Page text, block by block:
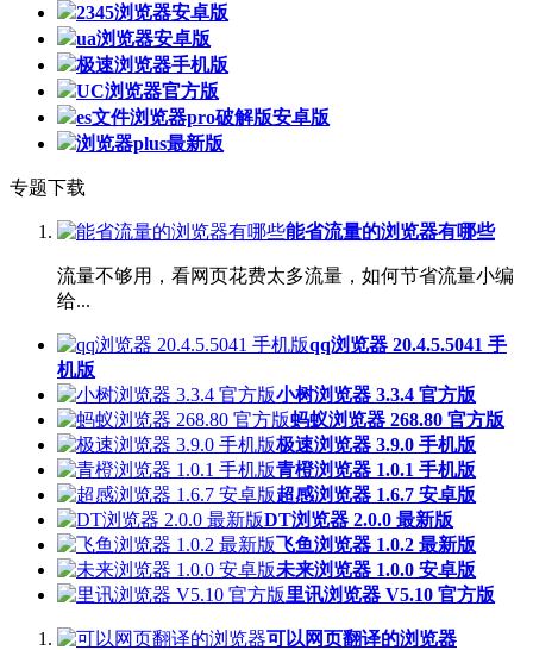
2345浏览器安卓版
ua浏览器安卓版
极速浏览器手机版
UC浏览器官方版
es文件浏览器pro破解版安卓版
浏览器plus最新版
专题下载
能省流量的浏览器有哪些
流量不够用，看网页花费太多流量，如何节省流量小编
给...
qq浏览器 20.4.5.5041 手
机版
小树浏览器 3.3.4 官方版
蚂蚁浏览器 268.80 官方版
极速浏览器 3.9.0 手机版
青橙浏览器 1.0.1 手机版
超感浏览器 1.6.7 安卓版
DT浏览器 2.0.0 最新版
飞鱼浏览器 1.0.2 最新版
未来浏览器 1.0.0 安卓版
里讯浏览器 V5.10 官方版
可以网页翻译的浏览器